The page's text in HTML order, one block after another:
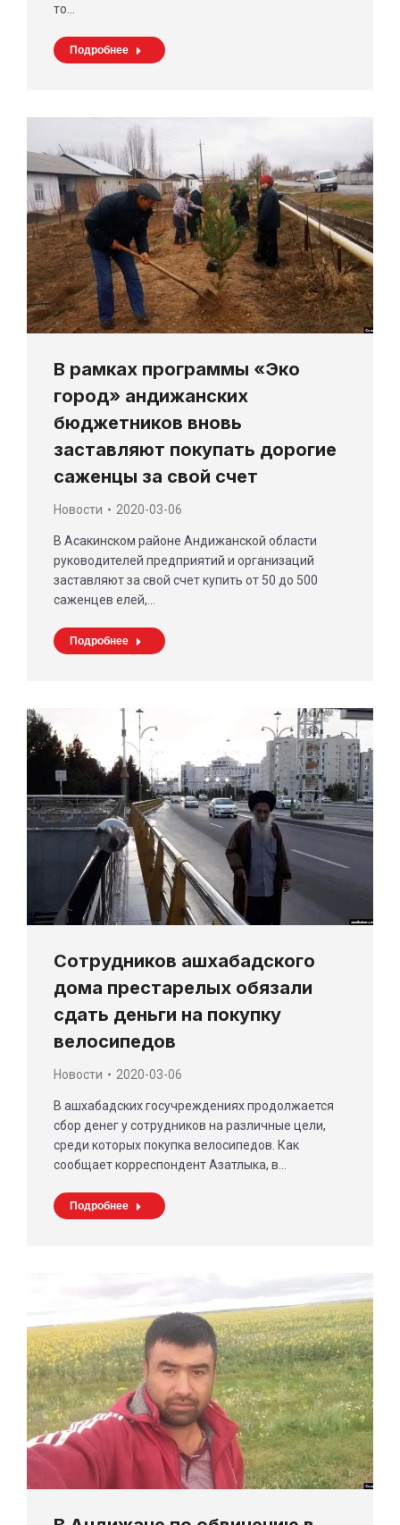
то…
Подробнее
В рамках программы «Эко
город» андижанских
бюджетников вновь
заставляют покупать дорогие
саженцы за свой счет
Новости 2020-03-06
В Асакинском районе Андижанской области
руководителей предприятий и организаций
заставляют за свой счет купить от 50 до 500
саженцев елей,…
Подробнее
Сотрудников ашхабадского
дома престарелых обязали
сдать деньги на покупку
велосипедов
Новости 2020-03-06
В ашхабадских госучреждениях продолжается
сбор денег у сотрудников на различные цели,
среди которых покупка велосипедов. Как
сообщает корреспондент Азатлыка, в…
Подробнее